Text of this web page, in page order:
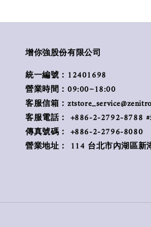
增你強股份有限公司
統一編號：12401698
營業時間：09:00~18:00
客服信箱：
客服電話： +886-2-2792-8788
傳真號碼： +886-2-2796-8080
營業地址： 114 台北市內湖區新